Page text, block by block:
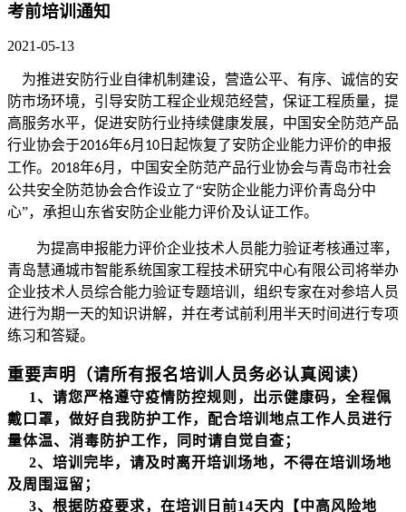
考前培训通知
2021-05-13
为推进安防行业自律机制建设，营造公平、有序、诚信的安
防市场环境，引导安防工程企业规范经营，保证工程质量，提
高服务水平，促进安防行业持续健康发展，中国安全防范产品
行业协会于2016年6月 10 日起恢复了安防企业能力评价的申报
工作。 2018年6月，中国安全防范产品行业协会与青岛市社会
公共安全防范协会合作设立了“安防企业能力评价青岛分中
心”，承担山东省安防企业能力评价及认证工作。
为提高申报能力评价企业技术人员能力验证考核通过率，
青岛慧通城市智能系统国家工程技术研究中心有限公司将举办
企业技术人员综合能力验证专题培训，组织专家在对参培人员
进行为期一天的知识讲解，并在考试前利用半天时间进行专项
练习和答疑。
重要声明（请所有报名培训 人员务必认真阅读）
1、请您严格遵守疫情防控规则，出示健康码，全程佩
戴口罩，做好自我防护工作，配合培训 地点工作人员进行
量体温、消毒防护工作，同时请自觉自查；
2、 培训 完毕，请及时离开培训场地，不得在培训场地
及周围 逗留；
3、根据防疫要求，在培训 日前14天内【中高风险地